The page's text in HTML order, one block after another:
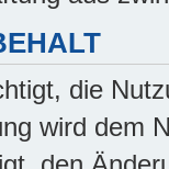
die
wird dem